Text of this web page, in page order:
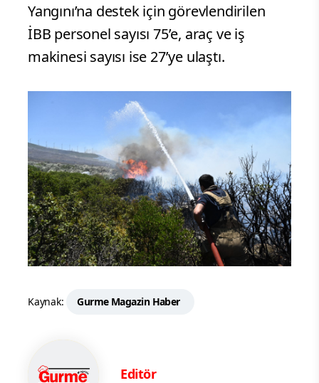
Yangını’na destek için görevlendirilen
İBB personel sayısı 75’e, araç ve iş
makinesi sayısı ise 27’ye ulaştı.
Kaynak: Gurme Magazin Haber
Editör